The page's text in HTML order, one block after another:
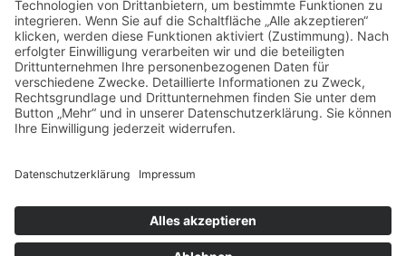
Über uns
Versandbedingungen
Widerrufsbelehrung
Datenschutz Impressum